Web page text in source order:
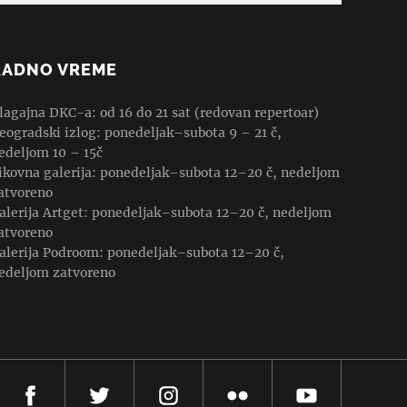
VREME
DKC-a: od 16 do 21 sat (redovan repertoar)
izlog: ponedeljak–subota 9 – 21 č,
10 – 15č
galerija: ponedeljak–subota 12–20 č, nedeljom
Artget: ponedeljak–subota 12–20 č, nedeljom
Podroom: ponedeljak–subota 12–20 č,
zatvoreno